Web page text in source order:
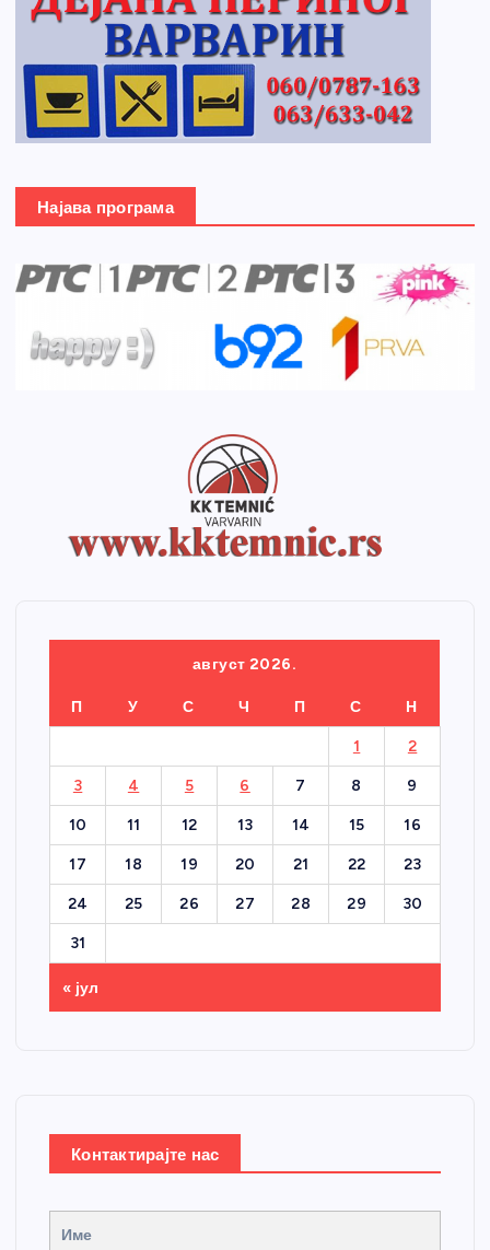
Најава програма
август 2026.
П У С Ч П С Н
1 2
3 4 5 6 7 8 9
10 11 12 13 14 15 16
17 18 19 20 21 22 23
24 25 26 27 28 29 30
31
« јул
Контактирајте нас
Име